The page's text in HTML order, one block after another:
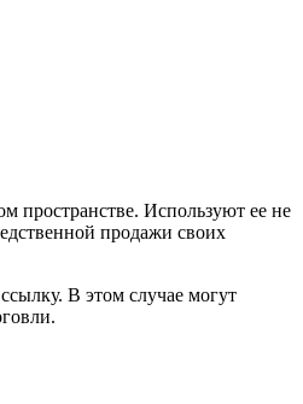
пространстве. Используют ее не
продажи своих
В этом случае могут